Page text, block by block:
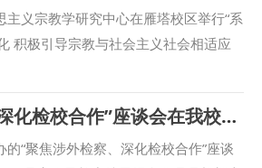
义宗教学研究中心在雁塔校区举行“系
积极引导宗教与社会主义社会相适应
记在中共中央政治局第二十二次集体
”主题研讨会。中心执行主任彭瑞花教
书记、马克思主义宗教学研究中心常务
并讲话。 张军政对当前研究中心的工
“聚焦涉外检察 深化检校合作”座谈会在我校召开
“聚焦涉外检察、深化检校合作”座谈